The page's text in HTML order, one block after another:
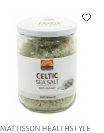
MATTISSON HEALTHSTYLE